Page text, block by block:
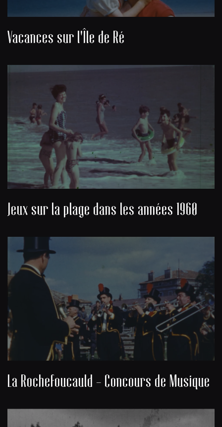
Vacances sur l'Île de Ré
Jeux sur la plage dans les années 1960
La Rochefoucauld - Concours de Musique